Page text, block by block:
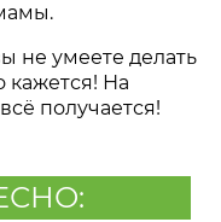
не умеете делать
кажется! На
получается!